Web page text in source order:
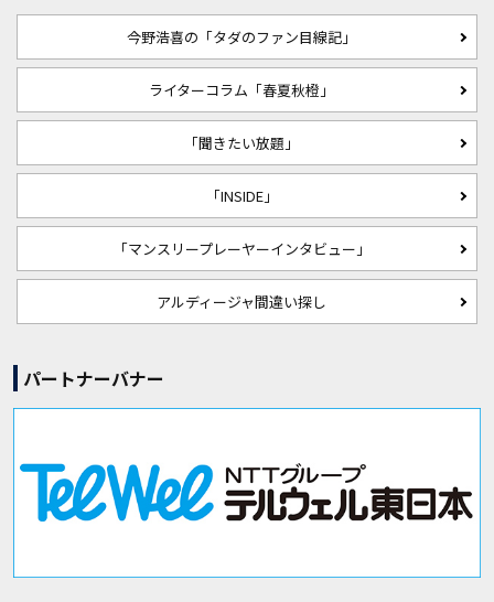
今野浩喜の「タダのファン目線記」
ライターコラム「春夏秋橙」
「聞きたい放題」
「INSIDE」
「マンスリープレーヤーインタビュー」
アルディージャ間違い探し
パートナーバナー